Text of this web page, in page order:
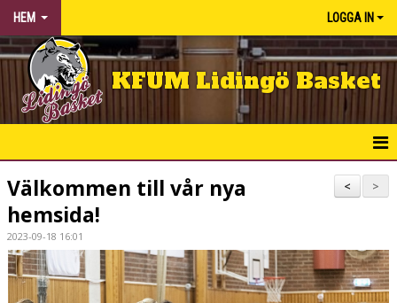
HEM LOGGA IN
KFUM Lidingö Basket
HEM
NYHETER
KLUBBEN
BÖRJA SPELA
>
<
Välkommen till vår nya
hemsida!
2023-09-18 16:01